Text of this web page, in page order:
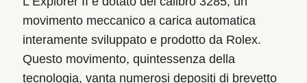
movimento meccanico a carica automatica
interamente sviluppato e prodotto da Rolex.
Questo movimento, quintessenza della
tecnologia, vanta numerosi depositi di brevetto